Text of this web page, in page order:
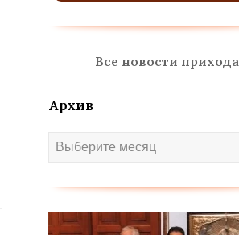
Все новости прихода
Архив
Архив